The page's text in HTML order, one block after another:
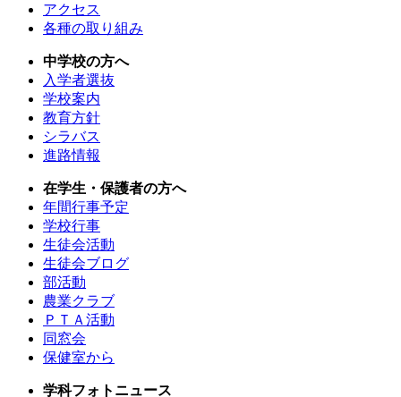
アクセス
各種の取り組み
中学校の方へ
入学者選抜
学校案内
教育方針
シラバス
進路情報
在学生・保護者の方へ
年間行事予定
学校行事
生徒会活動
生徒会ブログ
部活動
農業クラブ
ＰＴＡ活動
同窓会
保健室から
学科フォトニュース